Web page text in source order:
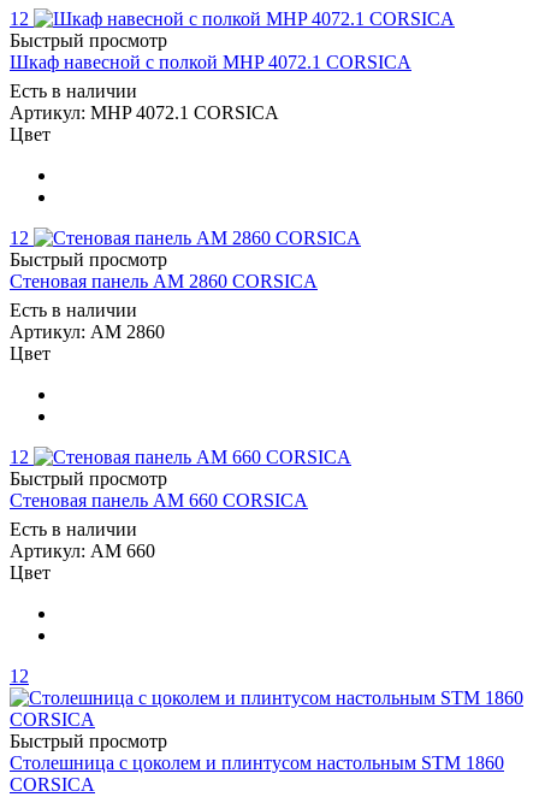
12
Быстрый просмотр
Шкаф навесной с полкой MHP 4072.1 CORSICA
Есть в наличии
Артикул: MHP 4072.1 CORSICA
Цвет
12
Быстрый просмотр
Стеновая панель AM 2860 CORSICA
Есть в наличии
Артикул: AM 2860
Цвет
12
Быстрый просмотр
Стеновая панель AM 660 CORSICA
Есть в наличии
Артикул: AM 660
Цвет
12
Быстрый просмотр
Столешница с цоколем и плинтусом настольным STM 1860
CORSICA